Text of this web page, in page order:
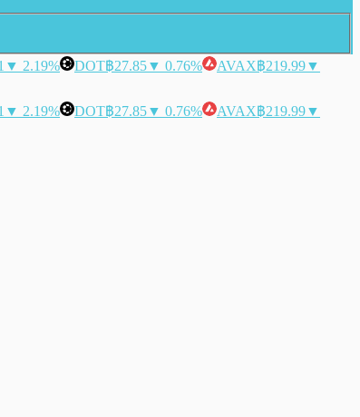
▼ 2.19% DOT฿27.85▼ 0.76% AVAX฿219.99▼
▼ 2.19% DOT฿27.85▼ 0.76% AVAX฿219.99▼